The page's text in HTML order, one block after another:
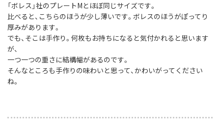
「ボレス」社のプレートMとほぼ同じサイズです。
比べると、こちらのほうが少し薄いです。ボレスのほうがぽってり
厚みがあります。
でも、そこは手作り。何枚もお持ちになると気付かれると思います
が、
一つ一つの重さに結構幅があるのです。
そんなところも手作りの味わいと思って、かわいがってください
ね。